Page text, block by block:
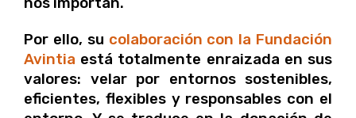
Por ello, su colaboración con la Fundación
Avintia está totalmente enraizada en sus
valores: velar por entornos sostenibles,
eficientes, flexibles y responsables con el